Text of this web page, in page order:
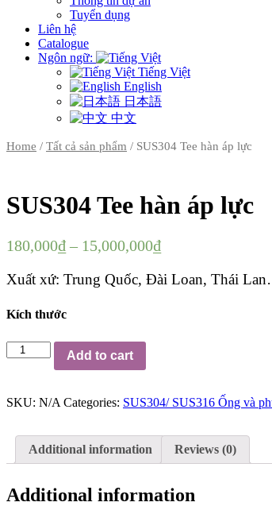
Tuyển dụng
Liên hệ
Catalogue
Ngôn ngữ:
Tiếng Việt
English
日本語
中文
Home / Tất cả sản phẩm / SUS304 Tee hàn áp lực
SUS304 Tee hàn áp lực
180,000₫ – 15,000,000₫
Xuất xứ: Trung Quốc, Đài Loan, Thái
Kích thước
SUS304
Tee
lực
Add to cart
SKU: N/A Categories: SUS304/ SUS316 Ống và
Additional information Reviews (0)
Additional information